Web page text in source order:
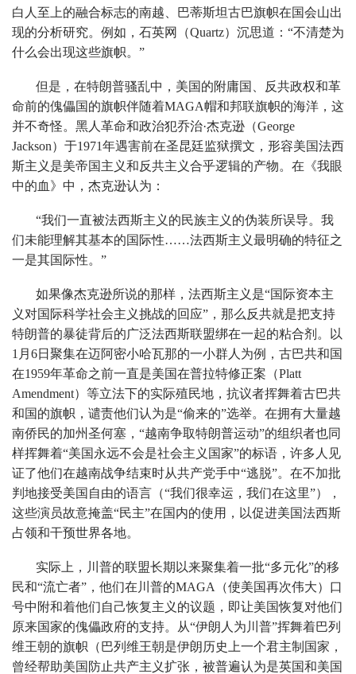
白人至上的融合标志的南越、巴蒂斯坦古巴旗帜在国会山出
现的分析研究。例如，石英网（Quartz）沉思道：“不清楚为
什么会出现这些旗帜。”
但是，在特朗普骚乱中，美国的附庸国、反共政权和革
命前的傀儡国的旗帜伴随着MAGA帽和邦联旗帜的海洋，这
并不奇怪。黑人革命和政治犯乔治·杰克逊（George
Jackson）于1971年遇害前在圣昆廷监狱撰文，形容美国法西
斯主义是美帝国主义和反共主义合乎逻辑的产物。在《我眼
中的血》中，杰克逊认为：
“我们一直被法西斯主义的民族主义的伪装所误导。我
们未能理解其基本的国际性……法西斯主义最明确的特征之
一是其国际性。”
如果像杰克逊所说的那样，法西斯主义是“国际资本主
义对国际科学社会主义挑战的回应”，那么反共就是把支持
特朗普的暴徒背后的广泛法西斯联盟绑在一起的粘合剂。以
1月6日聚集在迈阿密小哈瓦那的一小群人为例，古巴共和国
在1959年革命之前一直是美国在普拉特修正案（Platt
Amendment）等立法下的实际殖民地，抗议者挥舞着古巴共
和国的旗帜，谴责他们认为是“偷来的”选举。在拥有大量越
南侨民的加州圣何塞，“越南争取特朗普运动”的组织者也同
样挥舞着“美国永远不会是社会主义国家”的标语，许多人见
证了他们在越南战争结束时从共产党手中“逃脱”。在不加批
判地接受美国自由的语言（“我们很幸运，我们在这里”），
这些演员故意掩盖“民主”在国内的使用，以促进美国法西斯
占领和干预世界各地。
实际上，川普的联盟长期以来聚集着一批“多元化”的移
民和“流亡者”，他们在川普的MAGA（使美国再次伟大）口
号中附和着他们自己恢复主义的议题，即让美国恢复对他们
原来国家的傀儡政府的支持。从“伊朗人为川普”挥舞着巴列
维王朝的旗帜（巴列维王朝是伊朗历史上一个君主制国家，
曾经帮助美国防止共产主义扩张，被普遍认为是英国和美国